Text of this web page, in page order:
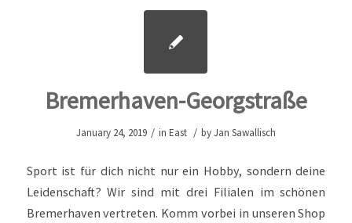
Bremerhaven-Georgstraße
January 24, 2019 / in East / byJan Sawallisch
Sport ist für dich nicht nur ein Hobby, sondern deine
Leidenschaft? Wir sind mit drei Filialen im schönen
Bremerhaven vertreten. Komm vorbei in unseren Shop